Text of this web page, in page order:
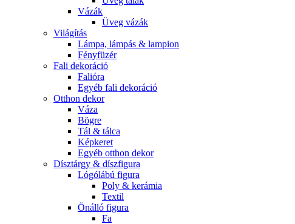
Vázák
Üveg vázák
Világítás
Lámpa, lámpás & lampion
Fényfüzér
Fali dekoráció
Falióra
Egyéb fali dekoráció
Otthon dekor
Váza
Bögre
Tál & tálca
Képkeret
Egyéb otthon dekor
Dísztárgy & díszfigura
Lógólábú figura
Poly & kerámia
Textil
Önálló figura
Fa